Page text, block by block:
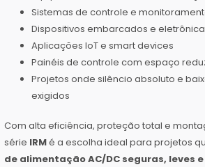
Sistemas de controle e
Dispositivos embarcados e
Aplicações IoT e smart devices
Painéis de controle com espaço
Projetos onde silêncio absoluto e
exigidos
Com alta eficiência, proteção total e
série IRMé a escolha ideal para projetos
de alimentação AC/DC seguras, leves